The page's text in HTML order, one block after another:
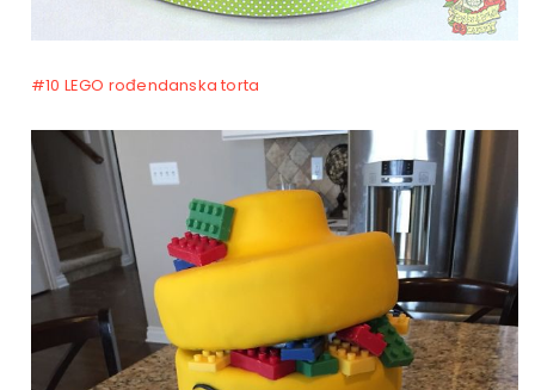
#10 LEGO rođendanska torta